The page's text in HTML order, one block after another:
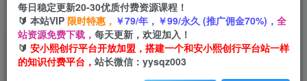
首页 创业课程 会员免费 正文
听潮阁学社听潮水晶楼抖音冰糖故事会项目实操，
小说推文项目实操全流程，简单粗暴！
每日稳定更新20-30优质付费资源课程！
🔰 本站VIP 限时特惠， ￥79/年，￥99/永久 (推广佣金70%)， 全
站资源免费下载， 每天更新，欢迎加入！
🔰 安小熙创行平台开放加盟，搭建一个和安小熙创行平台站一样
的知识付费平台， 站长微信：yysqz003